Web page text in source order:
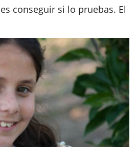
conseguir si lo pruebas. El